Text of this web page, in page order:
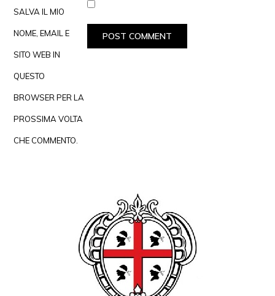
SALVA IL MIO
NOME, EMAIL E
SITO WEB IN
QUESTO
BROWSER PER LA
PROSSIMA VOLTA
CHE COMMENTO.